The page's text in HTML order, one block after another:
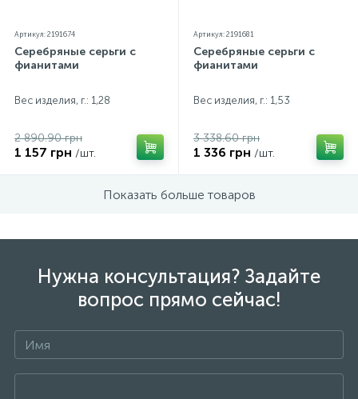
Артикул: 2191674
Серебряные серьги с
фианитами
Вес изделия, г.: 1,28
2 890.90 грн
1 157 грн /шт.
Артикул: 2191681
Серебряные серьги с
фианитами
Вес изделия, г.: 1,53
3 338.60 грн
1 336 грн /шт.
Показать больше товаров
Нужна консультация? Задайте
вопрос прямо сейчас!